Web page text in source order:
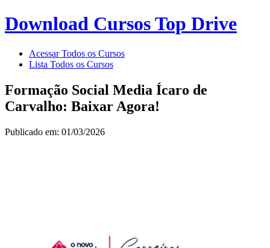
Download Cursos Top Drive
Acessar Todos os Cursos
Lista Todos os Cursos
Formação Social Media Ícaro de
Carvalho: Baixar Agora!
Publicado em: 01/03/2026